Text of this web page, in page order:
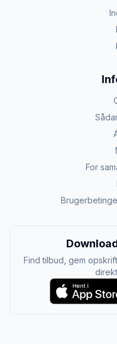
For
Find tilbud, gem